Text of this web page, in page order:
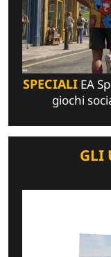
SPECIALIEA
giochi
GLI